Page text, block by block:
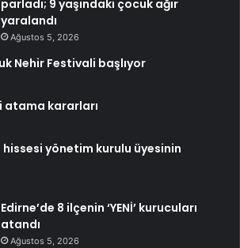
parladı; 9 yaşındaki çocuk ağır
yaralandı
Ağustos 5, 2026
Nehir Festivali başlıyor
atama kararları
yönetim kurulu üyesinin
Edirne’de 8 ilçenin ‘YENİ’ kurucuları
atandı
Ağustos 5, 2026